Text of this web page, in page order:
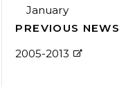
January
PREVIOUS NEWS
2005-2013